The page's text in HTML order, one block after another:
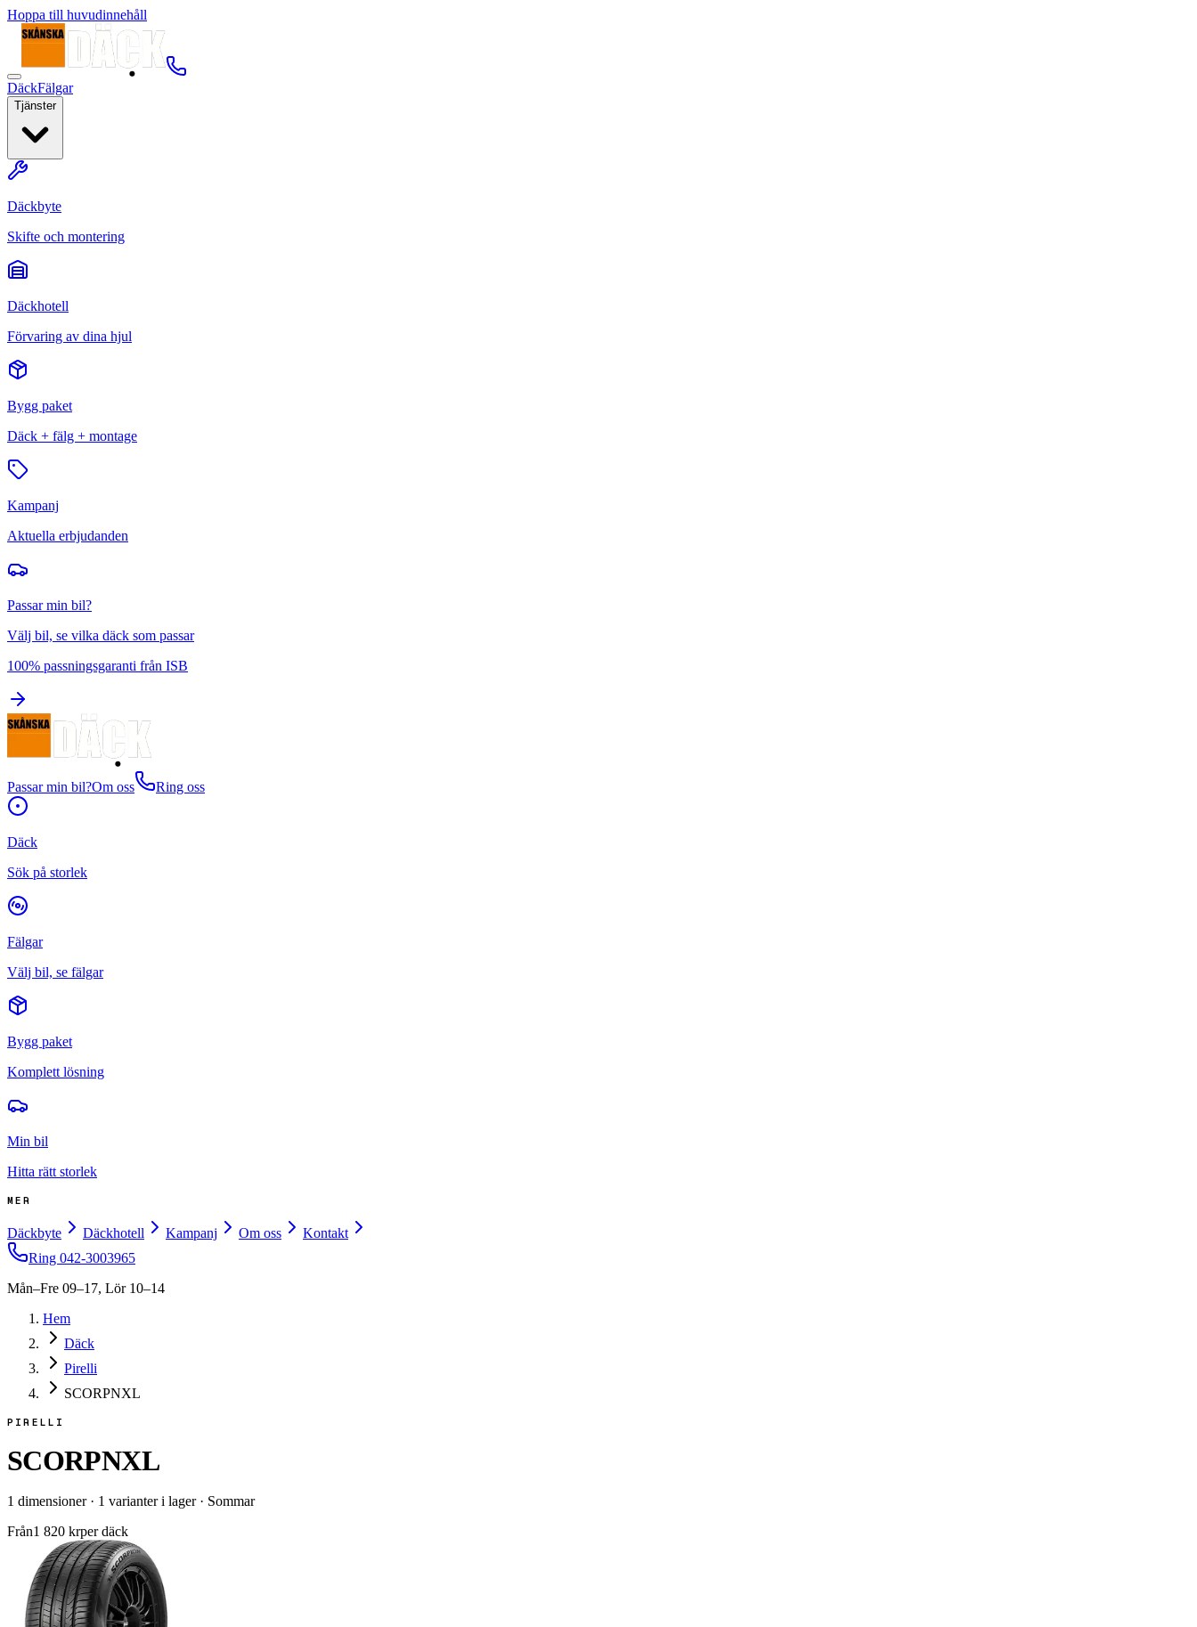
Hoppa till huvudinnehåll
DäckFälgar
Tjänster
Däckbyte
Skifte och montering
Däckhotell
Förvaring av dina hjul
Bygg paket
Däck + fälg + montage
Kampanj
Aktuella erbjudanden
Passar min bil?
Välj bil, se vilka däck som passar
100% passningsgaranti från ISB
Passar min bil?Om oss Ring oss
Däck
Sök på storlek
Fälgar
Välj bil, se fälgar
Bygg paket
Komplett lösning
Min bil
Hitta rätt storlek
MER
Däckbyte Däckhotell Kampanj Om oss
Kontakt
Ring 042-3003965
Mån–Fre 09–17, Lör 10–14
Hem
Däck
Pirelli
SCORPNXL
PIRELLI
SCORPNXL
1 dimensioner· 1 varianter i lager· Sommar
Från1 820 krper däck